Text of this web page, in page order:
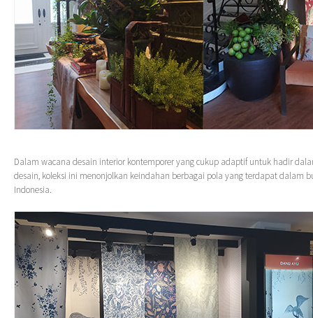
Dalam wacana desain interior kontemporer yang cukup adaptif untuk hadir
desain, koleksi ini menonjolkan keindahan berbagai pola yang terdapat dalam
Indonesia.